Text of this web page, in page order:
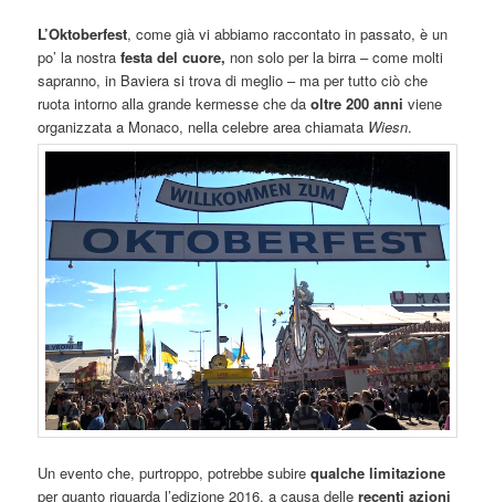
L’Oktoberfest, come già vi abbiamo raccontato in passato, è un
po’ la nostra festa del cuore, non solo per la birra – come molti
sapranno, in Baviera si trova di meglio – ma per tutto ciò che
ruota intorno alla grande kermesse che daoltre 200 anni viene
organizzata a Monaco, nella celebre area chiamata Wiesn.
Un evento che, purtroppo, potrebbe subirequalche limitazione
per quanto riguarda l’edizione 2016, a causa dellerecenti azioni